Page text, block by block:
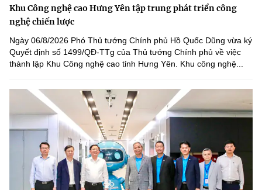
Khu Công nghệ cao Hưng Yên tập trung phát triển công
nghệ chiến lược
Ngày 06/8/2026 Phó Thủ tướng Chính phủ Hồ Quốc Dũng vừa ký
Quyết định số 1499/QĐ-TTg của Thủ tướng Chính phủ về việc
thành lập Khu Công nghệ cao tỉnh Hưng Yên. Khu công nghệ...